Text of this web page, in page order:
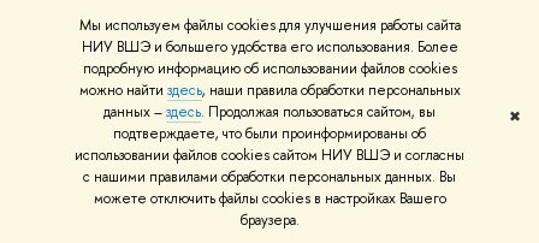
Мы используем файлы cookies для улучшения работы сайта
НИУ ВШЭ и большего удобства его использования. Более
подробную информацию об использовании файлов cookies
можно найти здесь, наши правила обработки персональных
данных –здесь. Продолжая пользоваться сайтом, вы
подтверждаете, что были проинформированы об
использовании файлов cookies сайтом НИУ ВШЭ и согласны
с нашими правилами обработки персональных данных. Вы
можете отключить файлы cookies в настройках Вашего
браузера.
✖
Карачаровский Владимир Владимирович
Начальник отдела по связям с общественностью Факультета
экономических наук